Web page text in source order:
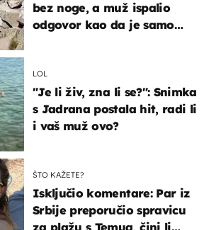
bez noge, a muž ispalio
odgovor kao da je samo
LOL
"Je li živ, zna li se?": Snimka
s Jadrana postala hit, radi li
i vaš muž ovo?
ŠTO KAŽETE?
Isključio komentare: Par iz
Srbije preporučio spravicu